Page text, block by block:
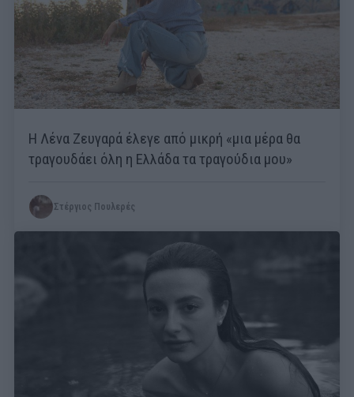
Η Λένα Ζευγαρά έλεγε από μικρή «μια μέρα θα
τραγουδάει όλη η Ελλάδα τα τραγούδια μου»
Στέργιος Πουλερές